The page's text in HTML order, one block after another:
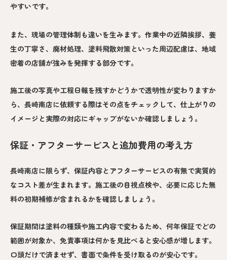
やすいです。
また、現場の管理体制も違いを生みます。作業中の近隣挨拶、養
生の丁寧さ、廃材処理、塗料飛散対策といった周辺配慮は、地域
密着の店舗が強みを発揮する部分です。
施工後の写真や工程日報を残すかどうかで透明性が変わりますか
ら、長崎南店に依頼する際はその点をチェックして、仕上がりの
イメージと実際の対応にギャップがないか確認しましょう。
保証・アフターサービスと追加費用の考え方
長崎南店に限らず、保証内容とアフターサービスの有無で実質的
なコスト差が生まれます。施工後の目視点検や、必要に応じた無
料の初期補修が含まれるかを確認しましょう。
保証期間は塗料の種類や施工内容で変わるため、何年保証でどの
範囲が対象か、免責事項は何かを見比べると安心感が増します。
口頭だけで済ませず、書面で条件を受け取るのが安心です。